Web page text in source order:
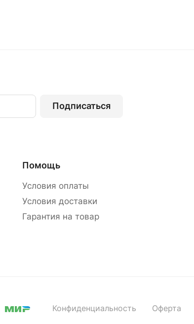
Подписаться
Помощь
Условия оплаты
Условия доставки
Гарантия на товар
Конфиденциальность Оферта